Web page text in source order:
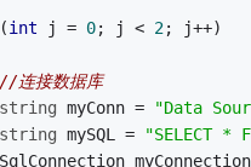
int j = 0; j < 2; j++)
//连接数据库
string myConn = "Data
string mySQL = "SELECT *